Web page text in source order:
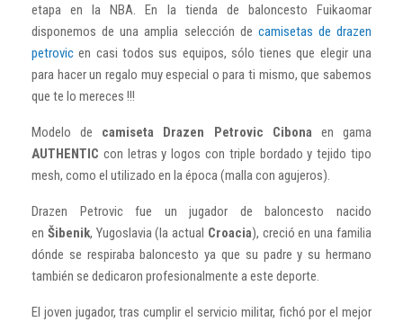
etapa en la NBA. En la tienda de baloncesto Fuikaomar
disponemos de una amplia selección de camisetas de drazen
petrovic en casi todos sus equipos, sólo tienes que elegir una
para hacer un regalo muy especial o para ti mismo, que sabemos
que te lo mereces !!!
Modelo de camiseta Drazen Petrovic Cibonaen gama
AUTHENTIC con letras y logos con triple bordado y tejido tipo
mesh, como el utilizado en la época (malla con agujeros).
Drazen Petrovic fue un jugador de baloncesto nacido
en Šibenik, Yugoslavia (la actual Croacia), creció en una familia
dónde se respiraba baloncesto ya que su padre y su hermano
también se dedicaron profesionalmente a este deporte.
El joven jugador, tras cumplir el servicio militar, fichó por el mejor